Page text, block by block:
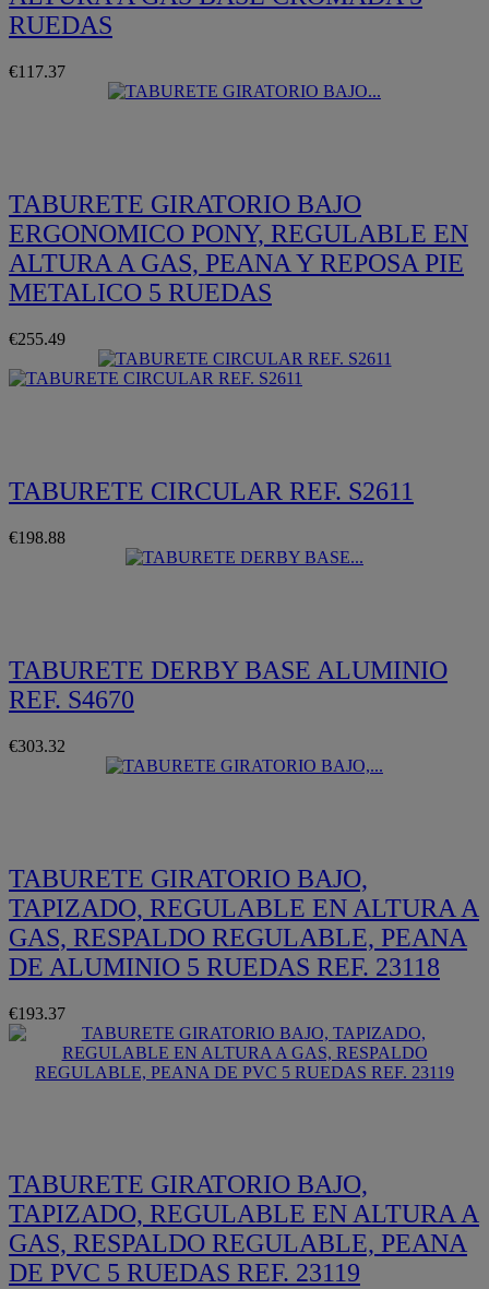
RUEDAS
€117.37
TABURETE GIRATORIO BAJO
ERGONOMICO PONY, REGULABLE EN
ALTURA A GAS, PEANA Y REPOSA PIE
METALICO 5 RUEDAS
€255.49
TABURETE CIRCULAR REF. S2611
€198.88
TABURETE DERBY BASE ALUMINIO
REF. S4670
€303.32
TABURETE GIRATORIO BAJO,
TAPIZADO, REGULABLE EN ALTURA A
GAS, RESPALDO REGULABLE, PEANA
DE ALUMINIO 5 RUEDAS REF. 23118
€193.37
TABURETE GIRATORIO BAJO,
TAPIZADO, REGULABLE EN ALTURA A
GAS, RESPALDO REGULABLE, PEANA
DE PVC 5 RUEDAS REF. 23119